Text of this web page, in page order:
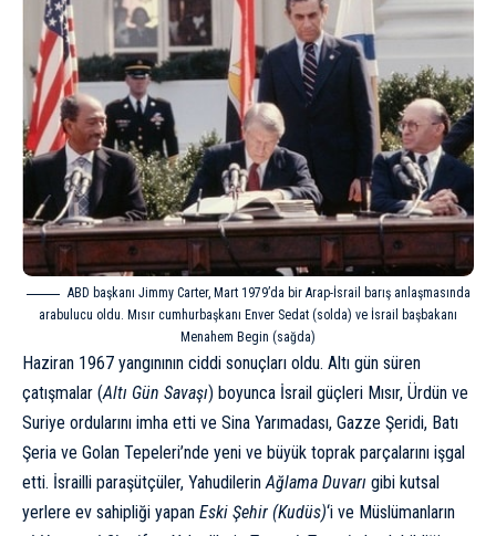
ABD başkanı Jimmy Carter, Mart 1979’da bir Arap-İsrail barış anlaşmasında
arabulucu oldu. Mısır cumhurbaşkanı Enver Sedat (solda) ve İsrail başbakanı
Menahem Begin (sağda)
Haziran 1967 yangınının ciddi sonuçları oldu. Altı gün süren
çatışmalar (Altı Gün Savaşı) boyunca İsrail güçleri Mısır, Ürdün ve
Suriye ordularını imha etti ve Sina Yarımadası, Gazze Şeridi, Batı
Şeria ve Golan Tepeleri’nde yeni ve büyük toprak parçalarını işgal
etti. İsrailli paraşütçüler, YahudilerinAğlama Duvarı gibi kutsal
yerlere ev sahipliği yapan Eski Şehir (Kudüs)‘i ve Müslümanların